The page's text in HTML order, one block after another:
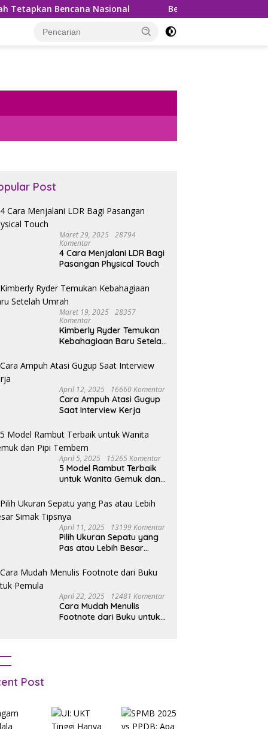
Nasional Bea Cukai Gagalkan Penyelundupan
Post
Maret 29, 2025
28794
Komentar
4 Cara Menjalani LDR Bagi
Pasangan Physical Touch
Maret 19, 2025
28357
Komentar
Kimberly Ryder Temukan
Kebahagiaan Baru Setelah
April 12, 2025 16660 Komentar
Cara Ampuh Atasi Gugup
Saat Interview Kerja
April 5, 2025 15265 Komentar
5 Model Rambut Terbaik
untuk Wanita Gemuk dan
April 11, 2025 13199 Komentar
Pilih Ukuran Sepatu yang
Pas atau Lebih Besar
April 22, 2025 12481 Komentar
Cara Mudah Menulis
Footnote dari Buku untuk
Post